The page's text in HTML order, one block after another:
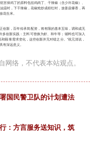
保鸡丁的原料包括鸡肉丁、干辣椒（含少许花椒）、
温时，下干辣椒，花椒炝炒成棕红时，放姜蒜爆香，再
生米。
创新，百年传承简配资，将有限的基本五味，调和成无
创新实践：主料可替换为虾、和牛等；辅料也可加入
顾客需求变化，这些创新并无对错之分。”祝元清说，
深远意义。
网络，不代表本站观点。
国民警卫队的计划遭法
：方言服务送知识，筑